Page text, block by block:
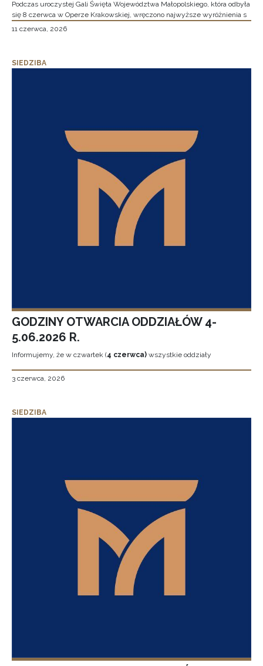
Podczas uroczystej Gali Święta Województwa Małopolskiego, która odbyła
się 8 czerwca w Operze Krakowskiej, wręczono najwyższe wyróżnienia s
11 czerwca, 2026
SIEDZIBA
GODZINY OTWARCIA ODDZIAŁÓW 4-
5.06.2026 R.
Informujemy, że w czwartek (4 czerwca) wszystkie oddziały
3 czerwca, 2026
SIEDZIBA